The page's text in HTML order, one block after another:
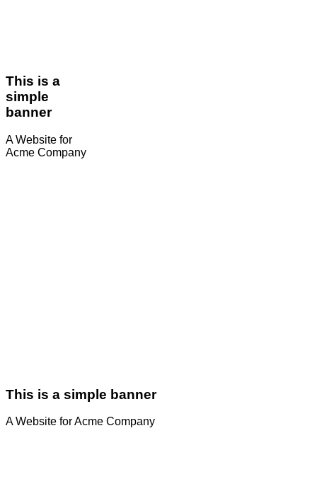
This is a
simple
banner
A Website for
Acme Company
This is a simple banner
A Website for Acme Company